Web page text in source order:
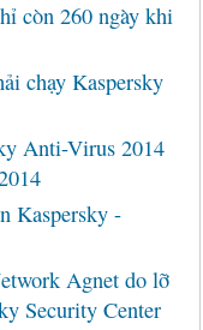
còn 260 ngày khi
chạy Kaspersky
Anti-Virus 2014
Kaspersky -
Agnet do lỡ
Security Center